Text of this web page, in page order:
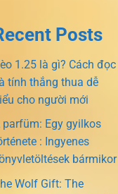
Posts
1.25 là gì? Cách đọc
tính thắng thua dễ
cho người mới
parfüm: Egy gyilkos
: Ingyenes
bármikor
Wolf Gift: The